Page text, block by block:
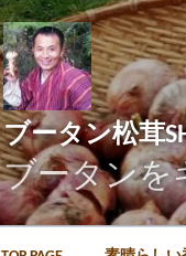
ブータン松茸
ブータンを